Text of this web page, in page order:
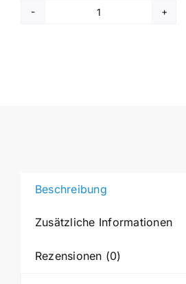
Selbstklebende
Menge
Beschreibung
Zusätzliche Informationen
Rezensionen (0)